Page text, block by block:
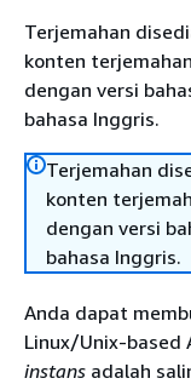
Terjemahan
konten
dengan versi
bahasa Inggris.
Terjemahan
konten
dengan versi
bahasa Inggris.
Anda dapat
Linux/Unix-based
instans adalah